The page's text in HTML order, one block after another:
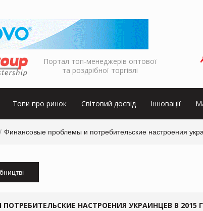
Портал топ-менеджерів оптової
та роздрібної торгівлі
Топи про ринок Світовий досвід Інновації
Финансовые проблемы и потребительские настроения
НАСТРОЕНИЯ УКРАИНЦЕВ В 2015